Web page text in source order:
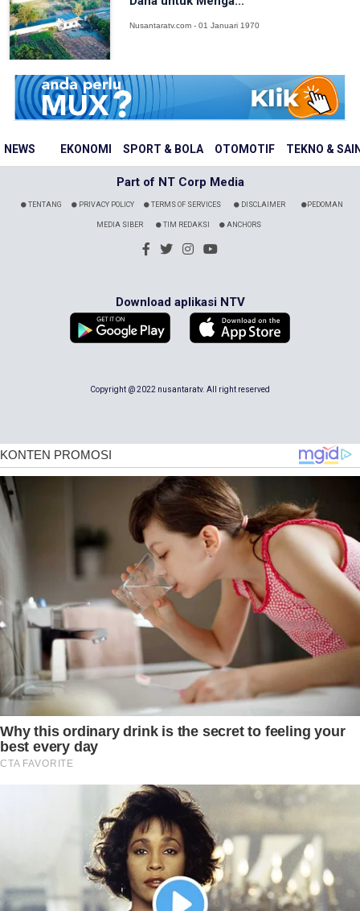
NEWS EKONOMI SPORT & BOLA OTOMOTIF TEKNO &
Nusantaratv.com - 01 Januari 1970
Part of NT Corp Media
TENTANG PRIVACY POLICY TERMS OF SERVICES DISCLAIMER PEDOMAN
MEDIA SIBER TIM REDAKSI ANCHORS
Download aplikasi NTV
Copyright @ 2022 nusantaratv. All right reserved